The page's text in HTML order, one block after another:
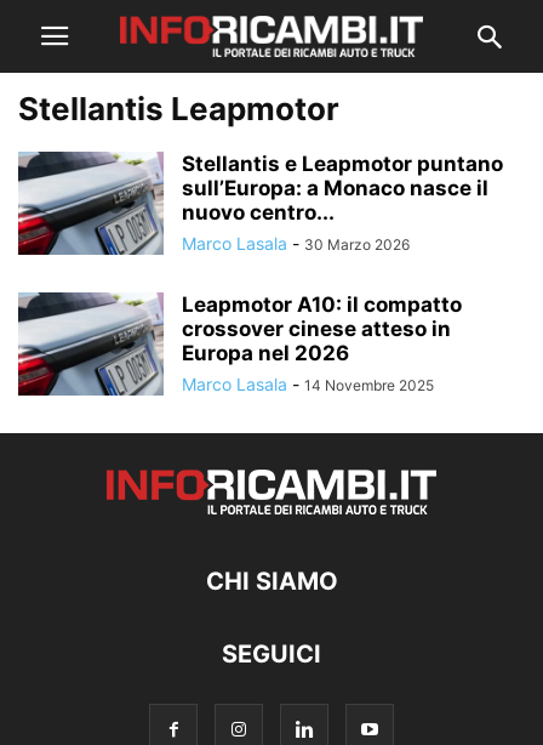
Stellantis Leapmotor
Stellantis e Leapmotor puntano
sull’Europa: a Monaco nasce il
nuovo centro...
Marco Lasala - 30 Marzo 2026
Leapmotor A10: il compatto
crossover cinese atteso in
Europa nel 2026
Marco Lasala - 14 Novembre 2025
CHI SIAMO
SEGUICI